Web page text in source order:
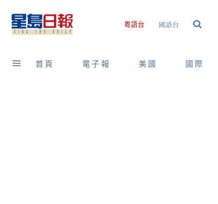
content
粵語台 國語台
首頁 電子報 美國 國際